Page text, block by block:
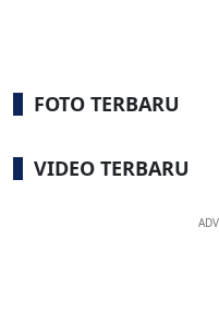
FOTO TERBARU
VIDEO TERBARU